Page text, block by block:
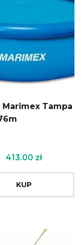
Marimex Tampa
413.00 zł
KUP